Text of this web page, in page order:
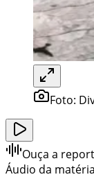
Foto:
Ouça a
Áudio da matéria